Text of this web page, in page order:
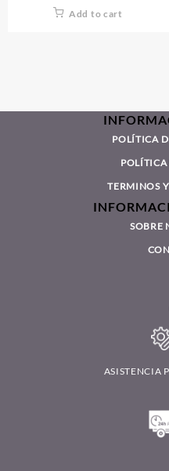
Add to cart
POLÍTICA
POLÍTICA
TERMINOS
SOBRE
ASISTENCIA